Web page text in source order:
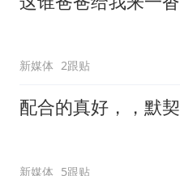
新媒体 2跟贴
配合的真好，，默契
新媒体 5跟贴